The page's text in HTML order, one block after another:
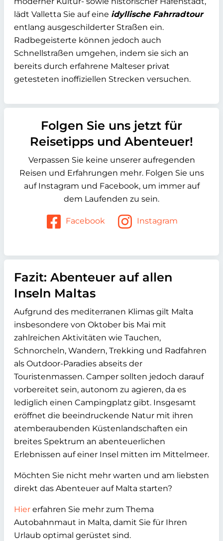
lädt Valletta Sie auf eine idyllische Fahrradtour
entlang ausgeschilderter Straßen ein.
Radbegeisterte können jedoch auch
Schnellstraßen umgehen, indem sie sich an
bereits durch erfahrene Malteser privat
getesteten inoffiziellen Strecken versuchen.
Folgen Sie uns jetzt für
Reisetipps und Abenteuer!
Verpassen Sie keine unserer aufregenden
Reisen und Erfahrungen mehr. Folgen Sie uns
auf Instagram und Facebook, um immer auf
dem Laufenden zu sein.
Facebook Instagram
Fazit: Abenteuer auf allen
Inseln Maltas
Aufgrund des mediterranen Klimas gilt Malta
insbesondere von Oktober bis Mai mit
zahlreichen Aktivitäten wie Tauchen,
Schnorcheln, Wandern, Trekking und Radfahren
als Outdoor-Paradies abseits der
Touristenmassen. Camper sollten jedoch darauf
vorbereitet sein, autonom zu agieren, da es
lediglich einen Campingplatz gibt. Insgesamt
eröffnet die beeindruckende Natur mit ihren
atemberaubenden Küstenlandschaften ein
breites Spektrum an abenteuerlichen
Erlebnissen auf einer Insel mitten im Mittelmeer.
Möchten Sie nicht mehr warten und am liebsten
direkt das Abenteuer auf Malta starten?
Hier erfahren Sie mehr zum Thema
Autobahnmaut in Malta, damit Sie für Ihren
Urlaub optimal gerüstet sind.